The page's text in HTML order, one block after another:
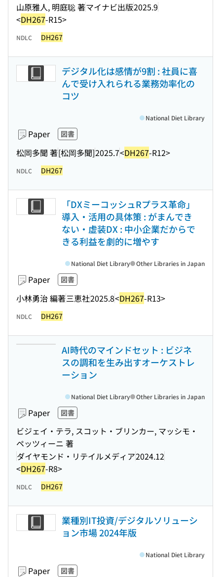
山原雅人, 明庭聡 著マイナビ出版2025.9
<DH267-R15>
NDLC DH267
デジタル化は感情が9割 : 社員に喜
んで受け入れられる業務効率化の
コツ
Paper 図書
松岡多聞 著[松岡多聞]2025.7<DH267-R12>
National Diet Library
NDLC DH267
「DXミーコッシュRプラス革命」
導入・活用の具体策 : がまんでき
ない・虚装DX : 中小企業だからで
きる利益を劇的に増やす
Paper 図書
小林勇治 編著三恵社2025.8<DH267-R13>
National Diet Library Other Libraries in Japan
NDLC DH267
AI時代のマインドセット : ビジネ
スの調和を生み出すオーケストレ
ーション
Paper 図書
ビジェイ・テラ, スコット・ブリンカー, マッシモ・
ペッツィーニ 著
ダイヤモンド・リテイルメディア2024.12
<DH267-R8>
National Diet Library Other Libraries in Japan
NDLC DH267
業種別IT投資/デジタルソリューシ
ョン市場 2024年版
Paper 図書
National Diet Library